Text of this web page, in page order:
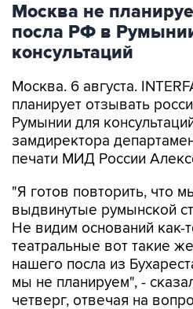
Москва не
посла РФ в
консультаций
Москва. 6 августа.
планирует отзывать
Румынии для
замдиректора
печати МИД России
"Я готов повторить, что
выдвинутые румынской
Не видим оснований как-
театральные вот такие
нашего посла из
мы не планируем", -
четверг, отвечая на